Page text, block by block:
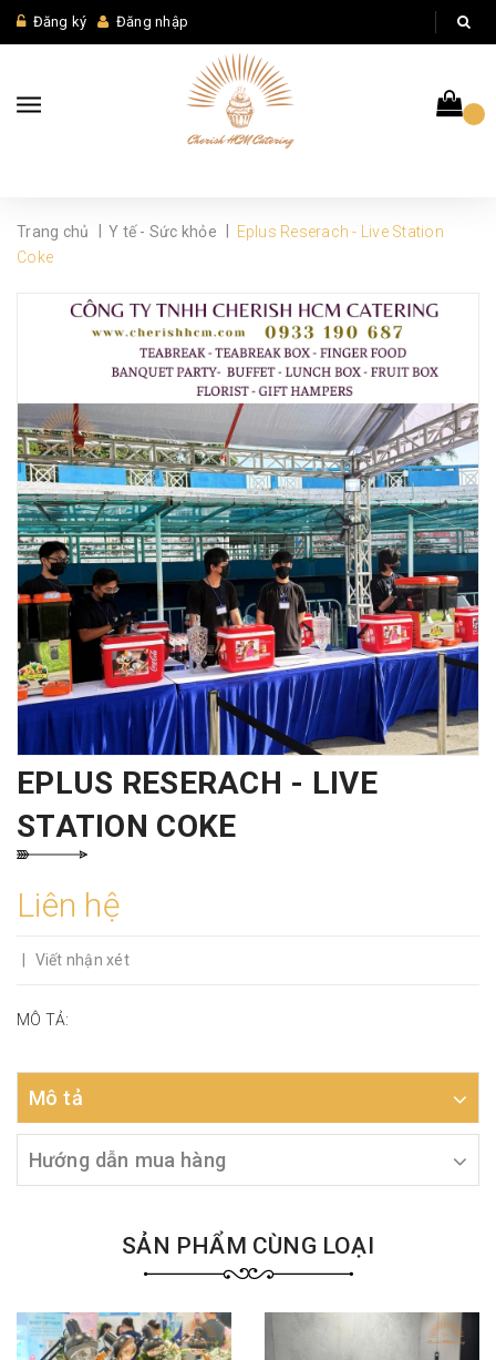
Đăng ký Đăng nhập
Trang chủ Y tế - Sức khỏe
Eplus Reserach - Live Station
Coke
EPLUS RESERACH - LIVE
STATION COKE
Liên hệ
Viết nhận xét
MÔ TẢ:
Mô tả
Hướng dẫn mua hàng
SẢN PHẨM CÙNG LOẠI